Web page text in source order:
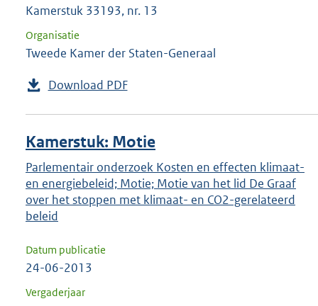
Kamerstuk 33193, nr. 13
Organisatie
Tweede Kamer der Staten-Generaal
Download PDF
Kamerstuk: Motie
Parlementair onderzoek Kosten en effecten klimaat-
en energiebeleid; Motie; Motie van het lid De Graaf
over het stoppen met klimaat- en CO2-gerelateerd
beleid
Datum publicatie
24-06-2013
Vergaderjaar